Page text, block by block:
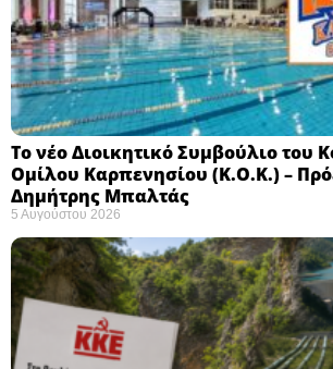
Το νέο Διοικητικό Συμβούλιο του
Ομίλου Καρπενησίου (Κ.Ο.Κ.) –
Δημήτρης Μπαλτάς
5 Αυγούστου 2026